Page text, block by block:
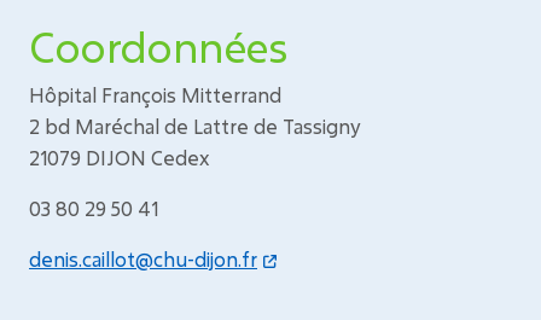
Coordonnées
Hôpital François Mitterrand
2 bd Maréchal de Lattre de Tassigny
21079 DIJON Cedex
03 80 29 50 41
denis.caillot@chu-dijon.fr